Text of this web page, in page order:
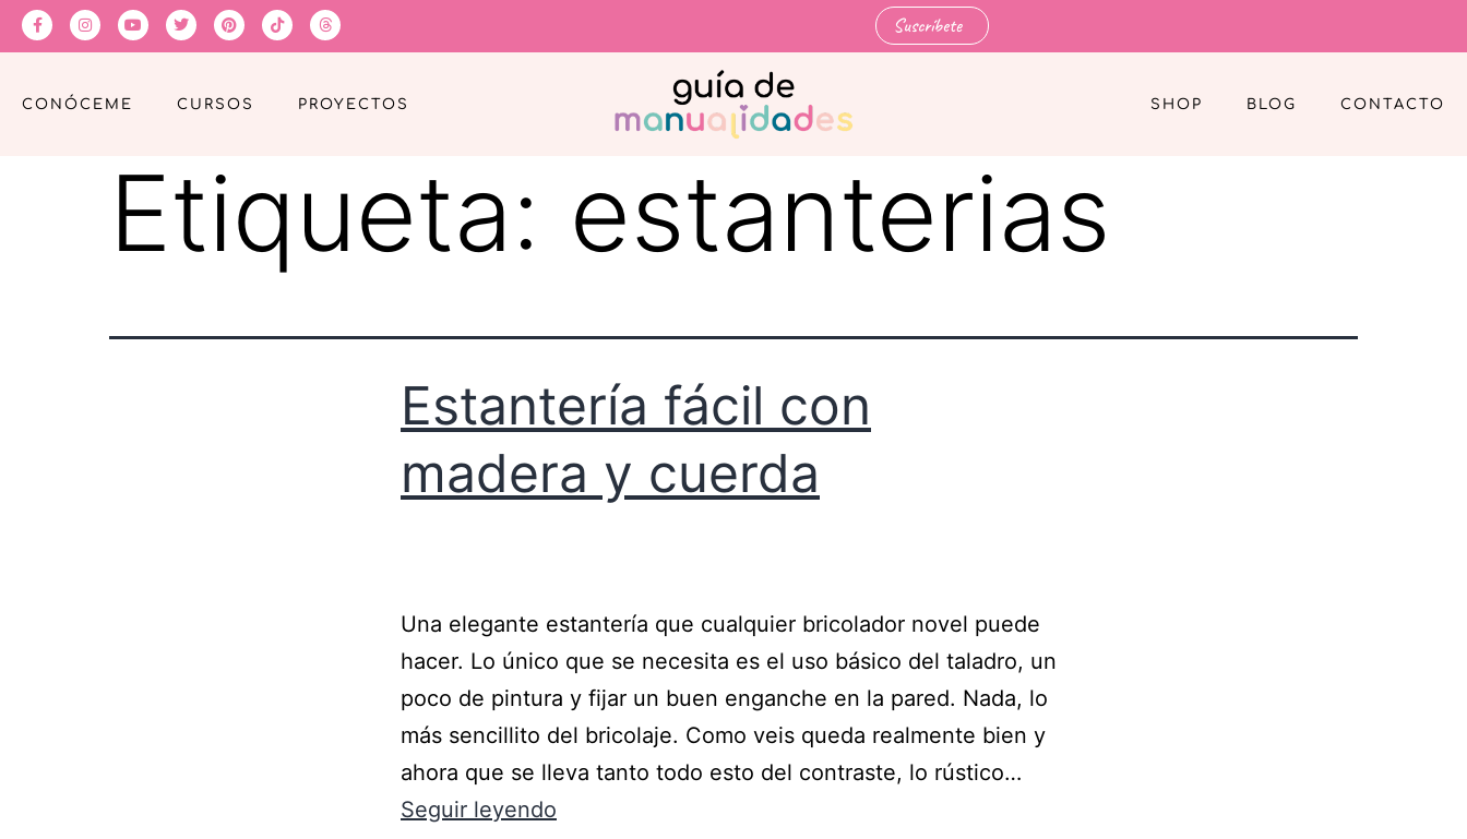
Suscríbete
CONÓCEME CURSOS PROYECTOS SHOP BLOG CONTACTO
Etiqueta: estanterias
Estantería fácil con
madera y cuerda
Una elegante estantería que cualquier bricolador novel puede
hacer. Lo único que se necesita es el uso básico del taladro, un
poco de pintura y fijar un buen enganche en la pared. Nada, lo
más sencillito del bricolaje. Como veis queda realmente bien y
ahora que se lleva tanto todo esto del contraste, lo rústico…
Seguir leyendo